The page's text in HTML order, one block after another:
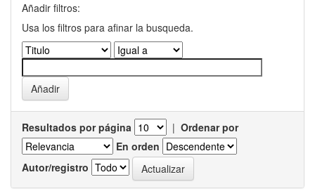
Añadir filtros:
Usa los filtros para afinar la busqueda.
Resultados por página | Ordenar por
En orden
Autor/registro